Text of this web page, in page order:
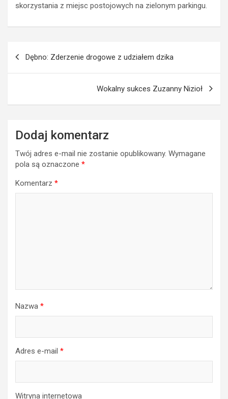
skorzystania z miejsc postojowych na zielonym parkingu.
wpisu
Dębno: Zderzenie drogowe z udziałem dzika
Wokalny sukces Zuzanny Nizioł
Dodaj komentarz
Twój adres e-mail nie zostanie opublikowany. Wymagane
pola są oznaczone *
Komentarz *
Nazwa *
Adres e-mail *
Witryna internetowa